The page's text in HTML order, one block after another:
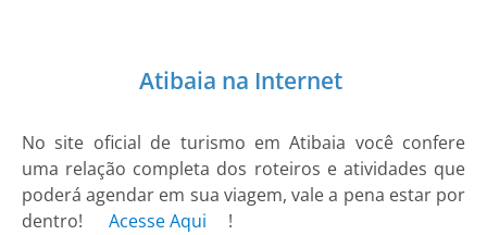
Atibaia na Internet
No site oficial de turismo em Atibaia você confere
uma relação completa dos roteiros e atividades que
poderá agendar em sua viagem, vale a pena estar por
dentro!
Acesse Aqui !